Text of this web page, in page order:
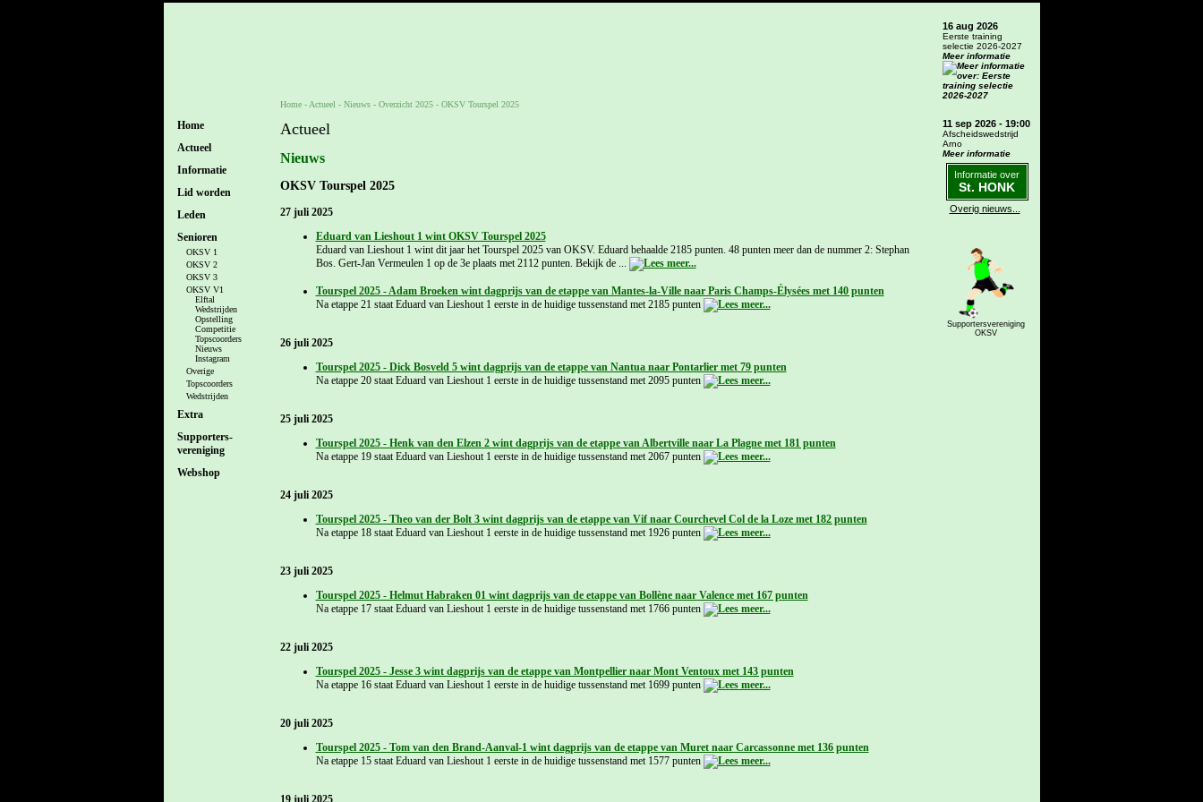
Home
Actueel
Informatie
Lid worden
Leden
Senioren
OKSV 1
OKSV 2
OKSV 3
OKSV V1
Elftal
Wedstrijden
Opstelling
Competitie
Topscoorders
Nieuws
Instagram
Overige
Topscoorders
Wedstrijden
Extra
Supporters-
vereniging
Webshop
Home- Actueel - Nieuws- Overzicht 2025- OKSV Tourspel 2025
Actueel
Nieuws
OKSV Tourspel 2025
27 juli 2025
Eduard van Lieshout 1 wint OKSV Tourspel 2025
Eduard van Lieshout 1 wint dit jaar het Tourspel 2025 van OKSV. Eduard behaalde 2185 punten. 48 punten meer dan de nummer 2: Stephan
Bos. Gert-Jan Vermeulen 1 op de 3e plaats met 2112 punten. Bekijk de ...
Tourspel 2025 - Adam Broeken wint dagprijs van de etappe van Mantes-la-Ville naar Paris Champs-Élysées met 140 punten
Na etappe 21 staat Eduard van Lieshout 1 eerste in de huidige tussenstand met 2185 punten
26 juli 2025
Tourspel 2025 - Dick Bosveld 5 wint dagprijs van de etappe van Nantua naar Pontarlier met 79 punten
Na etappe 20 staat Eduard van Lieshout 1 eerste in de huidige tussenstand met 2095 punten
25 juli 2025
Tourspel 2025 - Henk van den Elzen 2 wint dagprijs van de etappe van Albertville naar La Plagne met 181 punten
Na etappe 19 staat Eduard van Lieshout 1 eerste in de huidige tussenstand met 2067 punten
24 juli 2025
Tourspel 2025 - Theo van der Bolt 3 wint dagprijs van de etappe van Vif naar Courchevel Col de la Loze met 182 punten
Na etappe 18 staat Eduard van Lieshout 1 eerste in de huidige tussenstand met 1926 punten
23 juli 2025
Tourspel 2025 - Helmut Habraken 01 wint dagprijs van de etappe van Bollène naar Valence met 167 punten
Na etappe 17 staat Eduard van Lieshout 1 eerste in de huidige tussenstand met 1766 punten
22 juli 2025
Tourspel 2025 - Jesse 3 wint dagprijs van de etappe van Montpellier naar Mont Ventoux met 143 punten
Na etappe 16 staat Eduard van Lieshout 1 eerste in de huidige tussenstand met 1699 punten
20 juli 2025
Tourspel 2025 - Tom van den Brand-Aanval-1 wint dagprijs van de etappe van Muret naar Carcassonne met 136 punten
Na etappe 15 staat Eduard van Lieshout 1 eerste in de huidige tussenstand met 1577 punten
16 aug 2026
Eerste training
selectie 2026-2027
Meer informatie
11 sep 2026 - 19:00
Afscheidswedstrijd
Arno
Meer informatie
Informatie over
St. HONK
Overig nieuws...
Supportersvereniging
OKSV